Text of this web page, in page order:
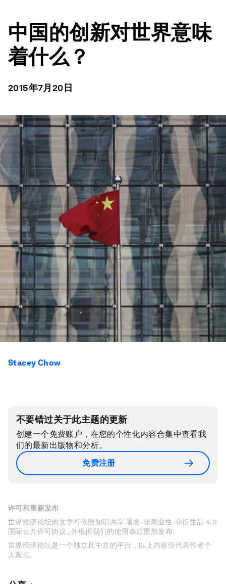
中国的创新对世界意味
着什么？
2015年7月20日
Stacey Chow
不要错过关于此主题的更新
创建一个免费账户，在您的个性化内容合集中查看我
们的最新出版物和分析。
免费注册
许可和重新发布
世界经济论坛的文章可依照知识共享 署名-非商业性-非衍生品 4.0
国际公共许可协议 , 并根据我们的使用条款重新发布。
世界经济论坛是一个独立且中立的平台，以上内容仅代表作者个
人观点。